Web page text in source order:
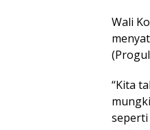
Wali
“Kita